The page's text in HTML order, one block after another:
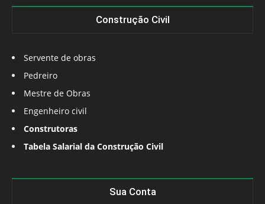
Construção Civil
Servente de obras
Pedreiro
Mestre de Obras
Engenheiro civil
Construtoras
Tabela Salarial da Construção Civil
Sua Conta